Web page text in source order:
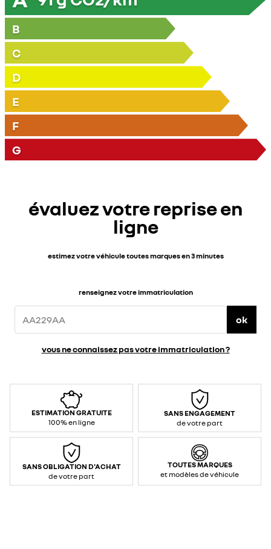
B
C
D
E
F
G
évaluez votre reprise en
ligne
estimez votre véhicule toutes marques en 3 minutes
renseignez votre immatriculation
ok
vous ne connaissez pas votre immatriculation ?
ESTIMATION GRATUITE
100% en ligne
SANS ENGAGEMENT
de votre part
SANS OBLIGATION D'ACHAT
de votre part
TOUTES MARQUES
et modèles de véhicule